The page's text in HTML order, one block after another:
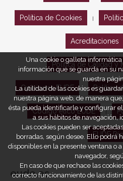
Política de Cookies
Acreditaciones
Política de Calidad y
Opiniones EUDE Política
Código ético EUDE
EUDE
eude.es
Una cookie o galleta
información que se guarda en su
nuestra
La utilidad de las cookies es
nuestra página web, de manera
ésta pueda identificarle y configurar
a sus hábitos de navegación,
Las cookies pueden ser
borradas, según desee. Ello podrá
disponibles en la presente ventana o
navegador,
En caso de que rechace las
correcto funcionamiento de las